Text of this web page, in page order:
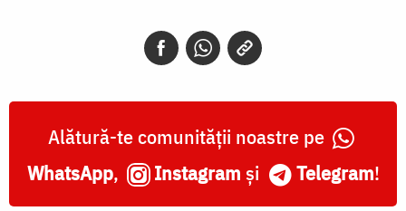
Alătură-te comunității noastre pe
WhatsApp, Instagram și Telegram!